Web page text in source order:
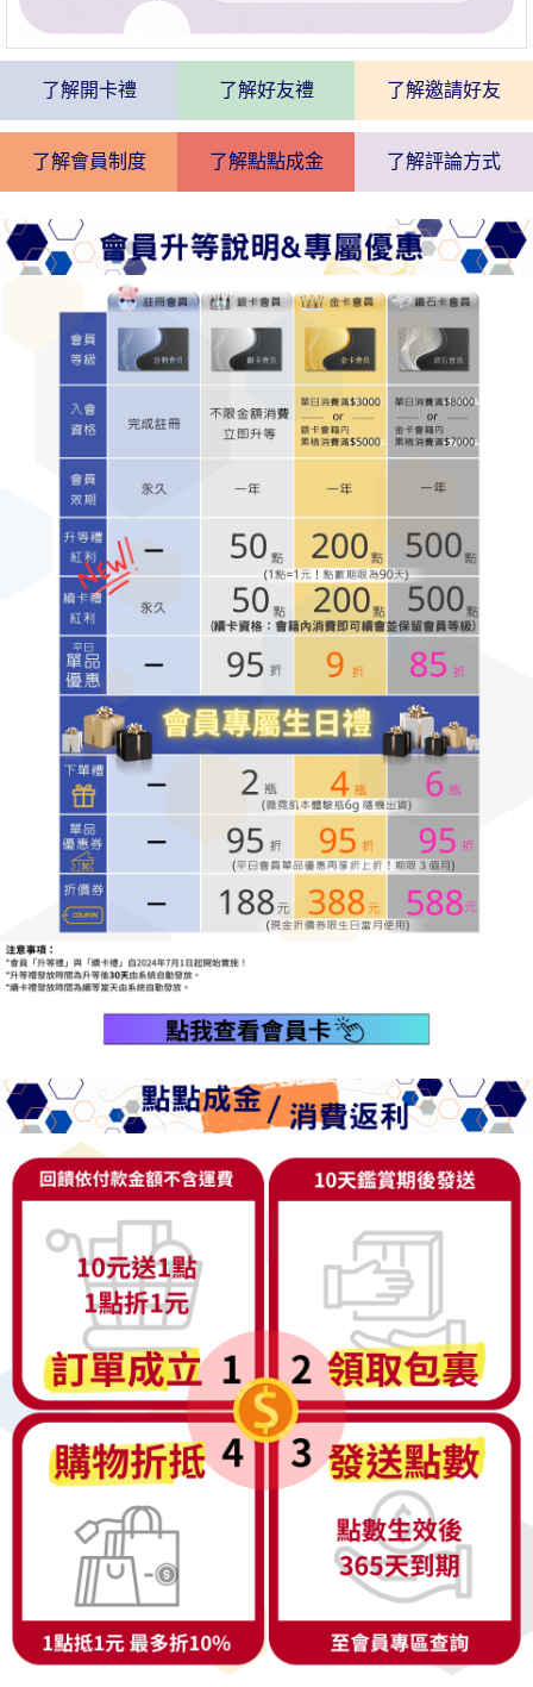
了解開卡禮 了解好友禮 了解邀請好友
了解會員制度 了解點點成金 了解評論方式